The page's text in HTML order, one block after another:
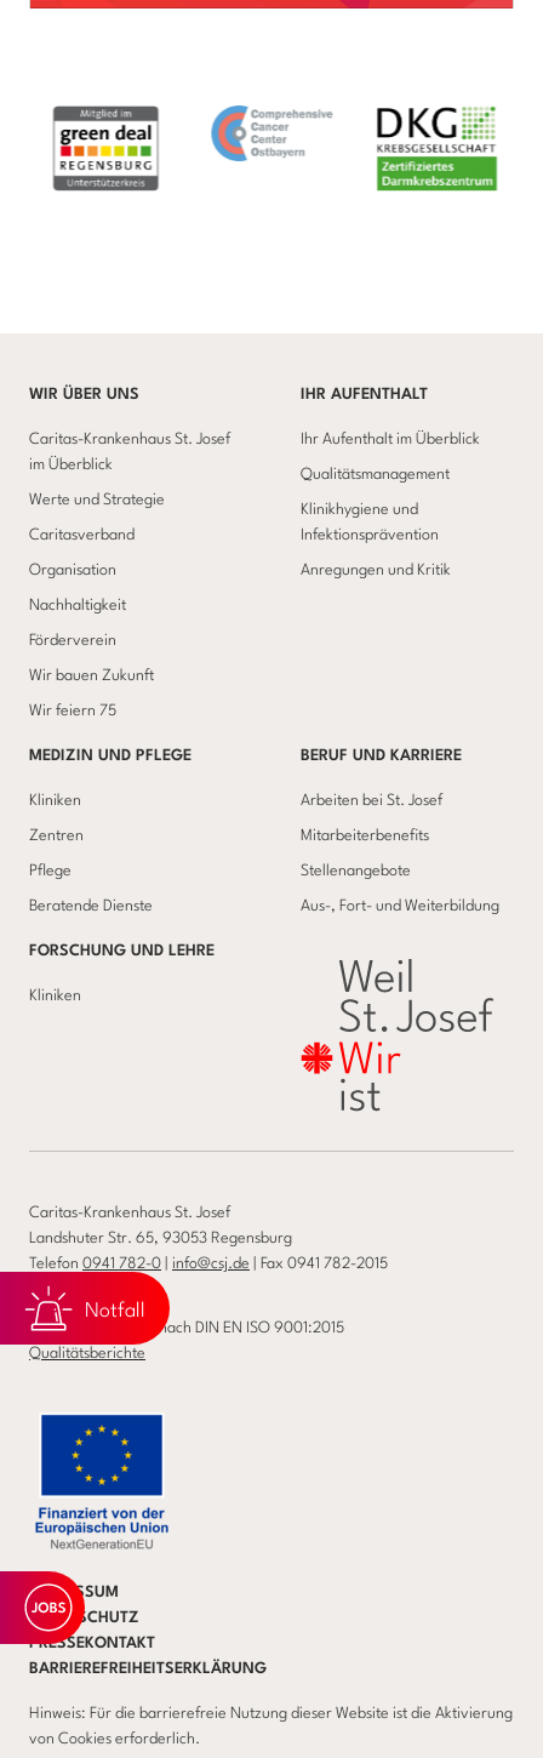
WIR ÜBER UNS
Caritas-Krankenhaus St. Josef
im Überblick
Werte und Strategie
Caritasverband
Organisation
Nachhaltigkeit
Förderverein
Wir bauen Zukunft
Wir feiern 75
IHR AUFENTHALT
Ihr Aufenthalt im Überblick
Qualitätsmanagement
Klinikhygiene und
Infektionsprävention
Anregungen und Kritik
MEDIZIN UND PFLEGE
Kliniken
Zentren
Pflege
Beratende Dienste
BERUF UND KARRIERE
Arbeiten bei St. Josef
Mitarbeiterbenefits
Stellenangebote
Aus-, Fort- und Weiterbildung
FORSCHUNG UND LEHRE
Kliniken
Caritas-Krankenhaus St. Josef
Landshuter Str. 65, 93053 Regensburg
Telefon 0941 782-0 info@csj.de | Fax 0941 782-2015
Wir sind zertifiziert nach DIN EN ISO 9001:2015
Qualitätsberichte
IMPRESSUM
DATENSCHUTZ
PRESSEKONTAKT
BARRIEREFREIHEITSERKLÄRUNG
Hinweis: Für die barrierefreie Nutzung dieser Website ist die Aktivierung
von Cookies erforderlich.
Notfall